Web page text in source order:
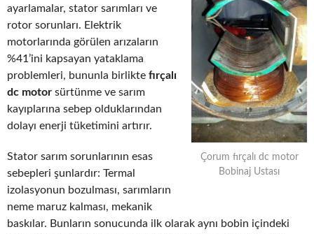
Çorum fırçalı dc motor
Bobinaj Ustası
ayarlamalar, stator sarımları ve
rotor sorunları. Elektrik
motorlarında görülen arızaların
%41’ini kapsayan yataklama
problemleri, bununla birlikte fırçalı
dc motor sürtünme ve sarım
kayıplarına sebep olduklarından
dolayı enerji tüketimini artırır.
Stator sarım sorunlarının esas
sebepleri şunlardır: Termal
izolasyonun bozulması, sarımların
neme maruz kalması, mekanik
baskılar. Bunların sonucunda ilk olarak aynı bobin içindeki